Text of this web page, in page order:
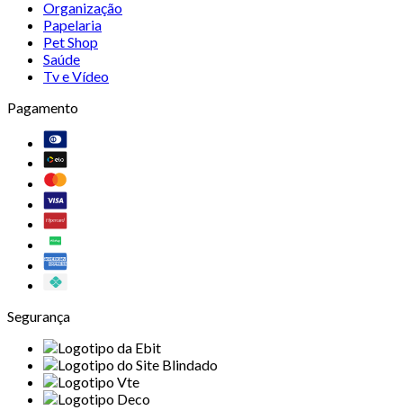
Organização
Papelaria
Pet Shop
Saúde
Tv e Vídeo
Pagamento
Segurança